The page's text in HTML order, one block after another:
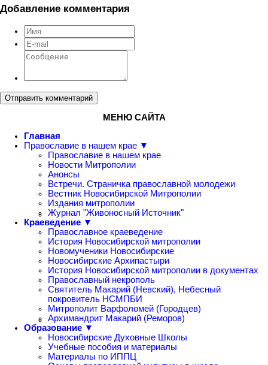
Добавление комментария
Отправить комментарий
МЕНЮ САЙТА
Главная
Православие в нашем крае ▼
Православие в нашем крае
Новости Митрополии
Анонсы
Встречи. Страничка православной молодежи
Вестник Новосибирской Митрополии
Издания митрополии
Журнал "Живоносный Источник"
Краеведение ▼
Православное краеведение
История Новосибирской митрополии
Новомученики Новосибирские
Новосибирские Архипастыри
История Новосибирской митрополии в документах
Православный некрополь
Святитель Макарий (Невский), Небесный
покровитель НСМПБИ
Митрополит Варфоломей (Городцев)
Архимандрит Макарий (Реморов)
Образование ▼
Новосибирские Духовные Школы
Учебные пособия и материалы
Материалы по ИППЦ